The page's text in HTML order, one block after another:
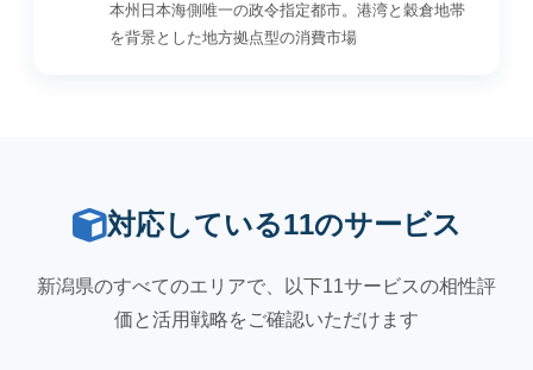
本州日本海側唯一の政令指定都市。港湾と穀倉地帯
を背景とした地方拠点型の消費市場
対応している11のサービス
新潟県のすべてのエリアで、以下11サービスの相性評
価と活用戦略をご確認いただけます